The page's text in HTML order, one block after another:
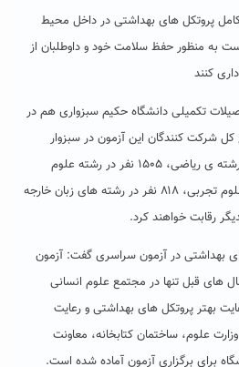
پروتکل های بهداشتی در داخل محیط
به منظور حفظ سلامت خود و داوطلبان از
کنند
تکمیلی دانشگاه حکیم سبزواری هم در
شرکت کنندگان این آزمون در سبزوار
۶۴۱۳ نفر است که ۷۵۲ نفر در رشته ی ریاضی، ۱۵۰۵ نفر در رشته علوم
انسانی، ۲۷۸۲ نفر در رشته ی علوم تجربی، ۸۱۸ نفر در رشته های زبان خارجه
بهداشتی در آزمون سراسری گفت: آزمون
های قبل تنها در مجتمع علوم انسانی
بهتر پروتکل های بهداشتی و رعایت
علوم، ساختمان کتابخانه، معاونت
برای برگزاری آزمون آماده شده است.